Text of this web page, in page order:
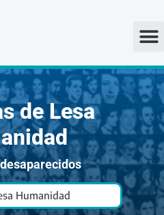
de Lesa
Humanidad